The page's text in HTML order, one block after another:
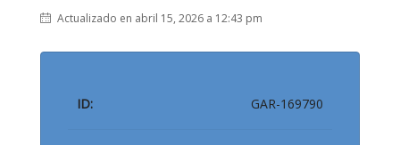
Actualizado en abril 15, 2026 a 12:43 pm
ID: GAR-169790